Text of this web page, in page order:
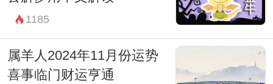
1185
属羊人2024年11月份运势
喜事临门财运亨通